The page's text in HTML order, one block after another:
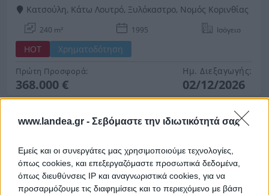
www.landea.gr - Σεβόμαστε την ιδιωτικότητά σας
Εμείς και οι συνεργάτες μας χρησιμοποιούμε τεχνολογίες,
όπως cookies, και επεξεργαζόμαστε προσωπικά δεδομένα,
όπως διευθύνσεις IP και αναγνωριστικά cookies, για να
προσαρμόζουμε τις διαφημίσεις και το περιεχόμενο με βάση
Κατσούλη, Κάτω Λουτρό, Ξυλόκαστρο, Νομός Κορινθίας
240 m² 1995 Ισόγειο
HOT Χρηματοδότηση
Πρώτη Προσφορά:
368.000 €
Ημ. Διεξαγωγής:
02/12/2026